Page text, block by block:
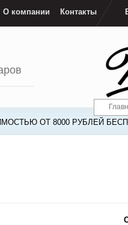
О компании Контакты
ОТ 8000 РУБЛЕЙ